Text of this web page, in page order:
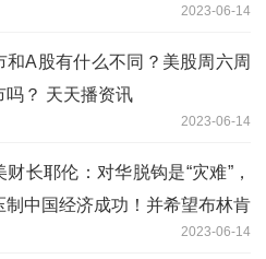
2023-06-14
和A股有什么不同？美股周六周
吗？ 天天播资讯
2023-06-14
财长耶伦：对华脱钩是“灾难”，
制中国经济成功！并希望布林肯
2023-06-14